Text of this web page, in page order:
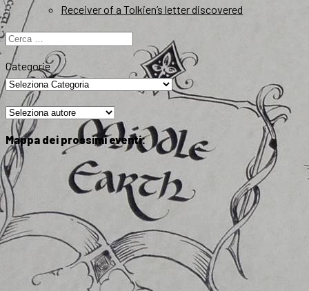
Receiver of a Tolkien’s letter discovered
Ricerca
per:
Categorie
Mappa dei prossimi eventi: